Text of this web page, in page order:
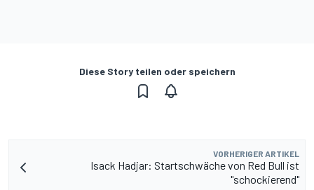
Diese Story teilen oder speichern
VORHERIGER ARTIKEL
Isack Hadjar: Startschwäche von Red Bull ist
"schockierend"